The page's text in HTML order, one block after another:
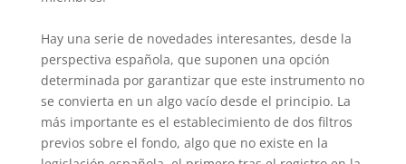
Hay una serie de novedades interesantes, desde la
perspectiva española, que suponen una opción
determinada por garantizar que este instrumento no
se convierta en un algo vacío desde el principio. La
más importante es el establecimiento de dos filtros
previos sobre el fondo, algo que no existe en la